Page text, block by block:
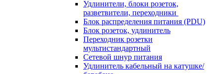
Удлинители, блоки розеток,
разветвители, переходники
Блок распределения питания (PDU)
Блок розеток, удлинитель
Переходник розетки
мультистандартный
Сетевой шнур питания
Удлинитель кабельный на катушке/